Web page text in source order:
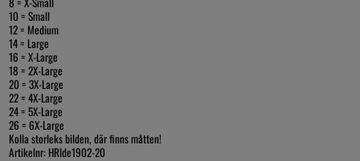
10 = Small
12 = Medium
14 = Large
16 = X-Large
18 = 2X-Large
20 = 3X-Large
22 = 4X-Large
24 = 5X-Large
26 = 6X-Large
Kolla storleks bilden, där finns måtten!
Artikelnr: HRlde1902-20